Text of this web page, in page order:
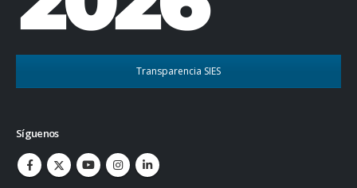
Transparencia SIES
Síguenos